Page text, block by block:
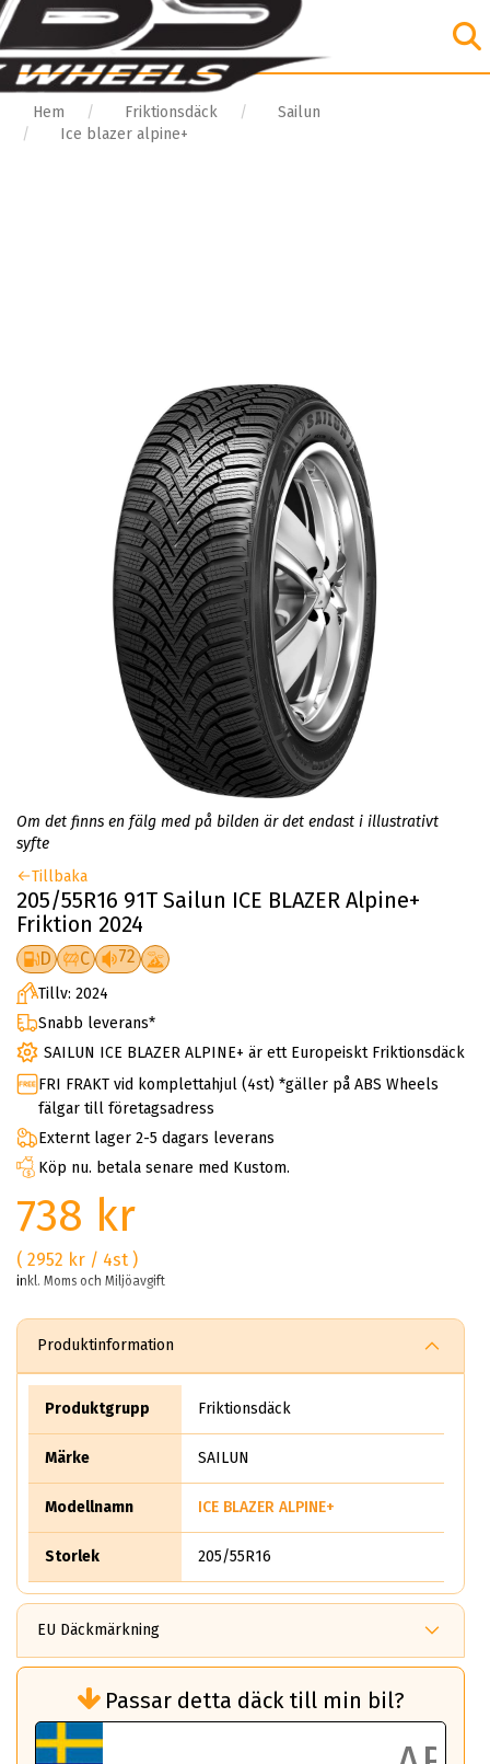
Hem Friktionsdäck
Sailun
Ice blazer alpine+
Om det finns en fälg med på bilden är det endast i illustrativt
syfte
Tillbaka
205/55R16 91T Sailun ICE BLAZER Alpine+
Friktion 2024
D C 72
Tillv: 2024
Snabb leverans*
SAILUN ICE BLAZER ALPINE+ är ett Europeiskt Friktionsdäck
FRI FRAKT vid komplettahjul (4st) *gäller på ABS Wheels
fälgar till företagsadress
Externt lager 2-5 dagars leverans
Köp nu. betala senare med Kustom.
738 kr
( 2952 kr / 4st )
inkl. Moms och Miljöavgift
Produktinformation
Produktgrupp Friktionsdäck
Märke SAILUN
Modellnamn ICE BLAZER ALPINE+
Storlek 205/55R16
EU Däckmärkning
bränsleförbrukningen)
Det ska vara en betygsskala från klass A
till G för rullmotstånd.
Passar detta däck till min bil?